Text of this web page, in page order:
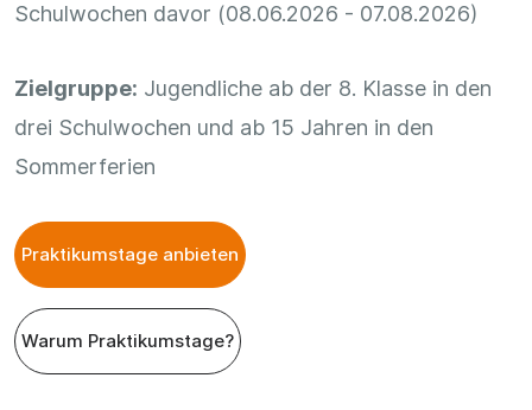
Schulwochen davor (08.06.2026 - 07.08.2026)
Zielgruppe: Jugendliche ab der 8. Klasse in den
drei Schulwochen und ab 15 Jahren in den
Sommerferien
Praktikumstage anbieten
Warum Praktikumstage?